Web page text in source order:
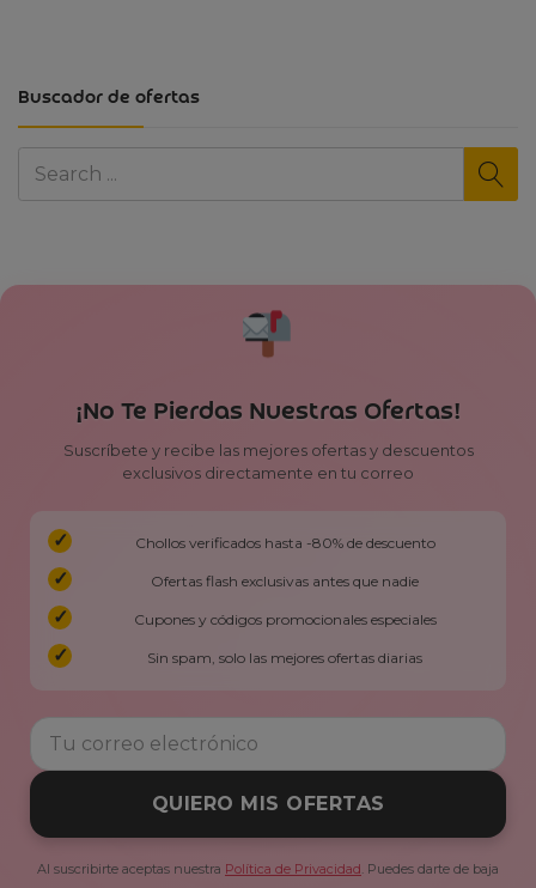
Buscador de ofertas
¡No Te Pierdas Nuestras Ofertas!
Suscríbete y recibe las mejores ofertas y descuentos
exclusivos directamente en tu correo
Chollos verificados hasta -80% de descuento
Ofertas flash exclusivas antes que nadie
Cupones y códigos promocionales especiales
Sin spam, solo las mejores ofertas diarias
QUIERO MIS OFERTAS
Al suscribirte aceptas nuestra Política de Privacidad. Puedes darte de baja